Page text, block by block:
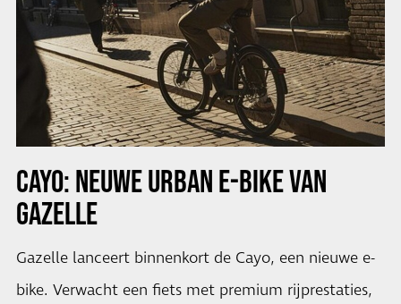
CAYO: NEUWE URBAN E-BIKE VAN
GAZELLE
Gazelle lanceert binnenkort de Cayo, een nieuwe e-
bike. Verwacht een fiets met premium rijprestaties,